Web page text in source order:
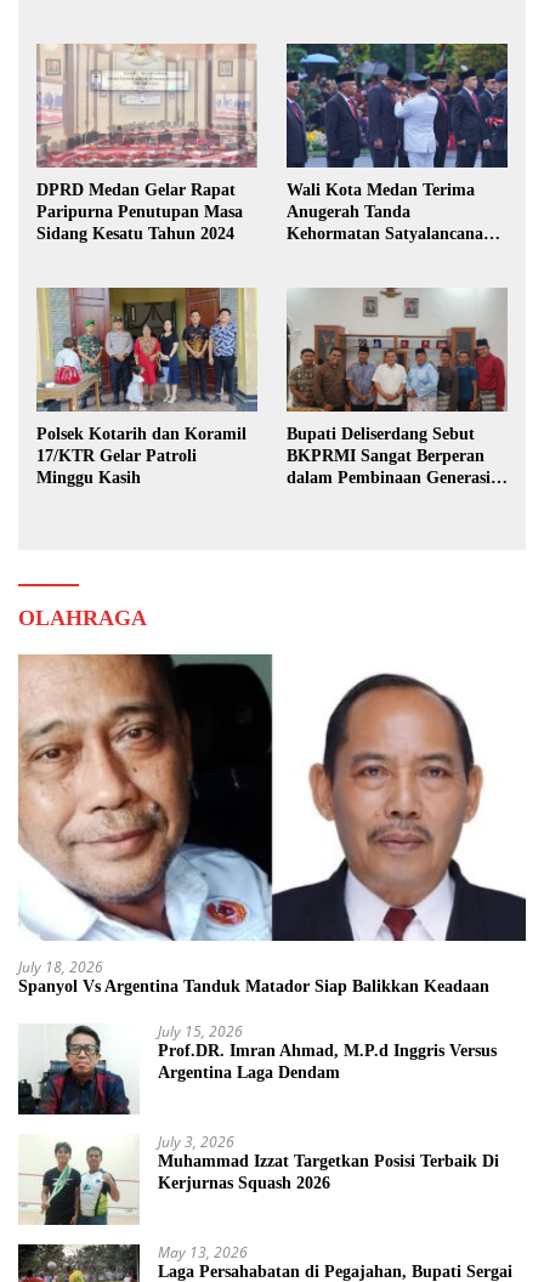
DPRD Medan Gelar Rapat
Paripurna Penutupan Masa
Sidang Kesatu Tahun 2024
Wali Kota Medan Terima
Anugerah Tanda
Kehormatan Satyalancana
Polsek Kotarih dan Koramil
17/KTR Gelar Patroli
Minggu Kasih
Bupati Deliserdang Sebut
BKPRMI Sangat Berperan
dalam Pembinaan Generasi
OLAHRAGA
July 18, 2026
Spanyol Vs Argentina Tanduk Matador Siap Balikkan Keadaan
July 15, 2026
Prof.DR. Imran Ahmad, M.P.d Inggris Versus
Argentina Laga Dendam
July 3, 2026
Muhammad Izzat Targetkan Posisi Terbaik Di
Kerjurnas Squash 2026
May 13, 2026
Laga Persahabatan di Pegajahan, Bupati Sergai